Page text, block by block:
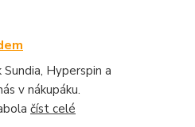
Hyperspin a
v nákupáku.
číst celé